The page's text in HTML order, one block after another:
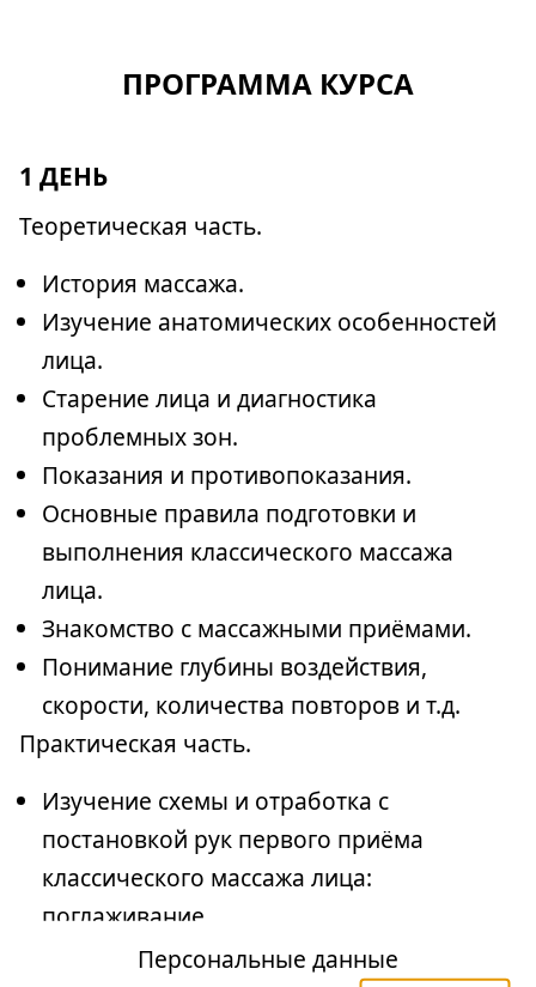
ПРОГРАММА КУРСА
1 ДЕНЬ
Теоретическая часть.
История массажа.
Изучение анатомических особенностей
лица.
Старение лица и диагностика
проблемных зон.
Показания и противопоказания.
Основные правила подготовки и
выполнения классического массажа
лица.
Знакомство с массажными приёмами.
Понимание глубины воздействия,
скорости, количества повторов и т.д.
Практическая часть.
Изучение схемы и отработка с
постановкой рук первого приёма
классического массажа лица:
поглаживание.
Персональные данные